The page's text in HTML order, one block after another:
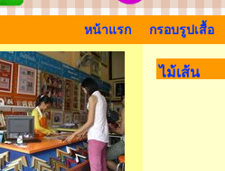
หน้าแรก กรอบรูปเสื้อ
ไม้เส้น